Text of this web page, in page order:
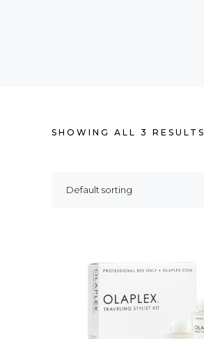
SHOWING ALL 3 RESULTS
Default sorting